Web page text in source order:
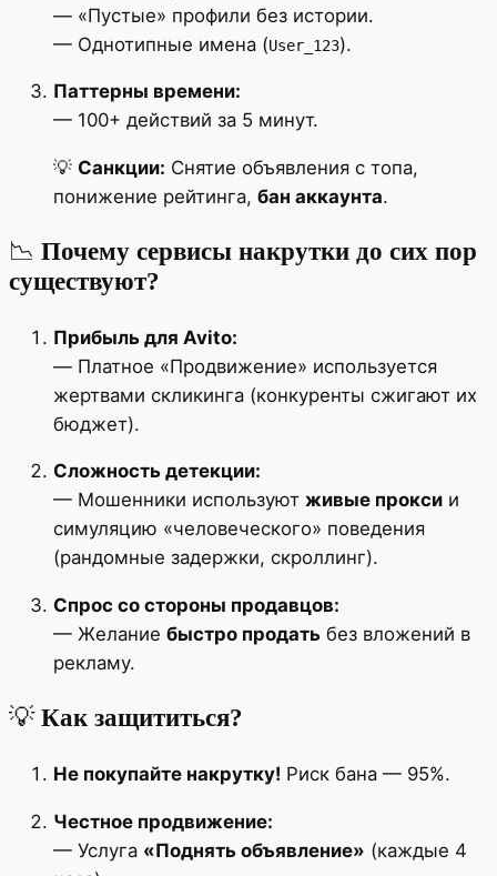
— «Пустые» профили без истории.
— Однотипные имена (User_123).
Паттерны времени:
— 100+ действий за 5 минут.
💡 Санкции: Снятие объявления с топа,
понижение рейтинга, бан аккаунта.
📉 Почему сервисы накрутки до сих пор
существуют?
Прибыль для Avito:
— Платное «Продвижение» используется
жертвами скликинга (конкуренты сжигают их
бюджет).
Сложность детекции:
— Мошенники используют живые прокси и
симуляцию «человеческого» поведения
(рандомные задержки, скроллинг).
Спрос со стороны продавцов:
— Желание быстро продать без вложений в
рекламу.
💡Как защититься?
Не покупайте накрутку! Риск бана — 95%.
Честное продвижение:
— Услуга «Поднять объявление» (каждые 4